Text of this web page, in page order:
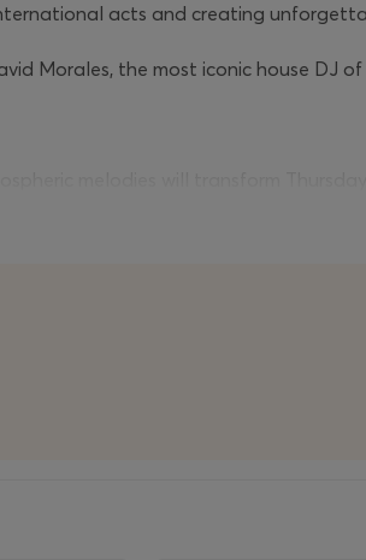
acts and creating
Morales, the most iconic house DJ